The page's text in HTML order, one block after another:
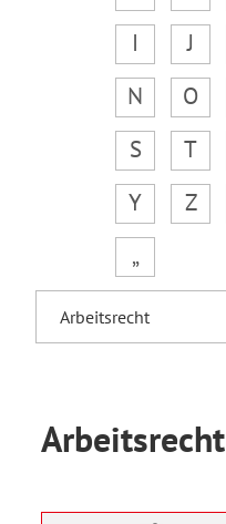
I
J
N
O
S
T
Y
Z
„
Arbeitsrecht